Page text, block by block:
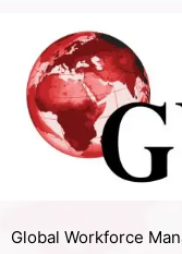
Global Workforce